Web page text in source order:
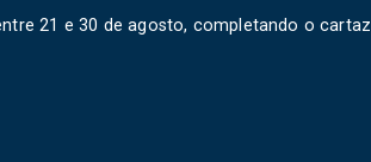
21 e 30 de agosto, completando o cartaz